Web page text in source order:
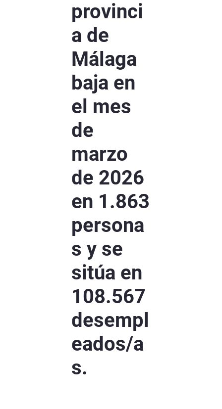
provinci
a de
Málaga
baja en
el mes
de
marzo
de 2026
en 1.863
persona
s y se
sitúa en
108.567
desempl
eados/a
s.